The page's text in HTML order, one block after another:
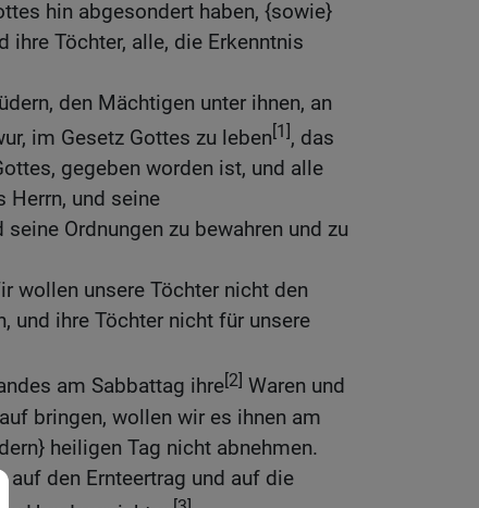
hin abgesondert haben, {sowie}
ihre Töchter, alle, die Erkenntnis
den Mächtigen unter ihnen, an
im Gesetz Gottes zu leben[1], das
gegeben worden ist, und alle
Herrn, und seine
Ordnungen zu bewahren und zu
wollen unsere Töchter nicht den
und ihre Töchter nicht für unsere
am Sabbattag ihre[2] Waren und
bringen, wollen wir es ihnen am
heiligen Tag nicht abnehmen.
auf den Ernteertrag und auf die